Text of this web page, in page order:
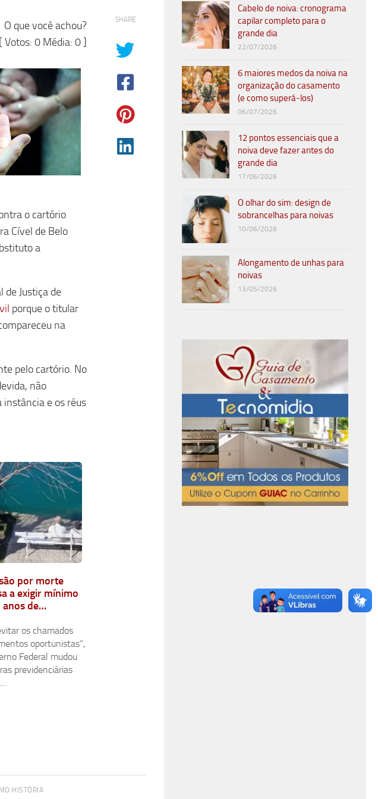
O que você achou?
[ Votos: 0 Média: 0]
o cartório
Cível de Belo
a
de Justiça de
porque o titular
na
pelo cartório. No
não
instância e os réus
por morte
a exigir mínimo
anos de
os chamados
oportunistas”,
Federal mudou
previdenciárias
SHARE
HISTÓRIA
Cabelo de noiva: cronograma
capilar completo para o
grande dia
22/07/2026
6 maiores medos da noiva na
organização do casamento
(e como superá-los)
06/07/2026
12 pontos essenciais que a
noiva deve fazer antes do
grande dia
17/06/2026
O olhar do sim: design de
sobrancelhas para noivas
10/06/2026
Alongamento de unhas para
noivas
13/05/2026